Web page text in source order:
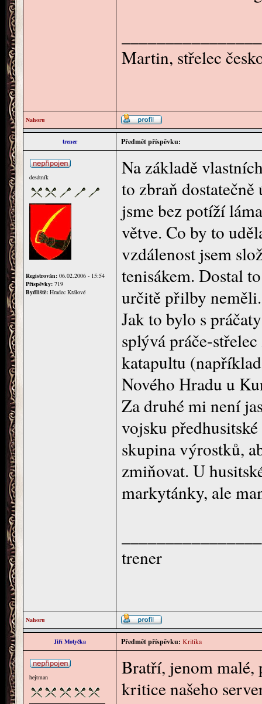
Martin, střelec
Nahoru
trener Předmět příspěvku:
desátník
Registrován: 06.02.2006 - 15:54
Příspěvky: 719
Bydliště: Hradec Králové
Na základě
to zbraň
jsme bez potíží
větve. Co by to
vzdálenost jsem
tenisákem. Dostal
určitě přilby neměli.
Jak to bylo s
splývá práče-
katapultu
Nového Hradu u
Za druhé mi není
vojsku
skupina výrostků,
zmiňovat. U
markytánky, ale
trener
Nahoru
Jiří Motyčka Předmět příspěvku: Kritika
hejtman
Bratří, jenom malé,
kritice našeho